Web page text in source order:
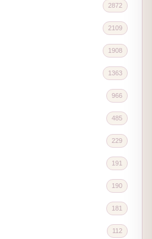
2872
2109
1908
1363
966
485
229
191
190
181
112